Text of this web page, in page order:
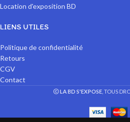
Location d'exposition BD
LIENS UTILES
Politique de confidentialité
Retours
CGV
Contact
LA BD S'EXPOSE , TOUS